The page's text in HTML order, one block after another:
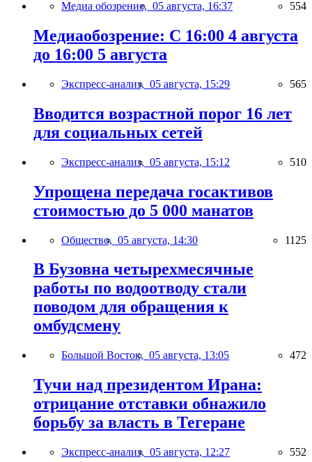
Медиа обозрение, 05 августа, 16:37 554
Медиаобозрение: С 16:00 4 августа
до 16:00 5 августа
Экспресс-анализ, 05 августа, 15:29 565
Вводится возрастной порог 16 лет
для социальных сетей
Экспресс-анализ, 05 августа, 15:12 510
Упрощена передача госактивов
стоимостью до 5 000 манатов
Общество, 05 августа, 14:30 1125
В Бузовна четырехмесячные
работы по водоотводу стали
поводом для обращения к
омбудсмену
Большой Восток, 05 августа, 13:05 472
Тучи над президентом Ирана:
отрицание отставки обнажило
борьбу за власть в Тегеране
Экспресс-анализ, 05 августа, 12:27 552